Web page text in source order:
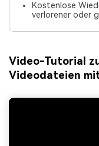
Kostenlose
verlorener oder
Video-Tutorial
Videodateien